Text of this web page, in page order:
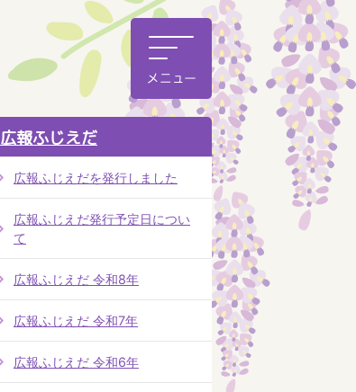
広報ふじえだ
広報ふじえだを発行しました
広報ふじえだ発行予定日につい
て
広報ふじえだ 令和8年
広報ふじえだ 令和7年
広報ふじえだ 令和6年